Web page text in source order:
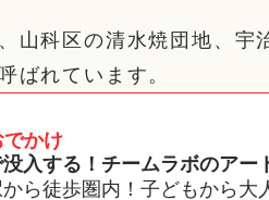
山科区の清水焼団地、宇
ばれています。
かけ
入する！チームラボのアー
ら徒歩圏内！子どもから大